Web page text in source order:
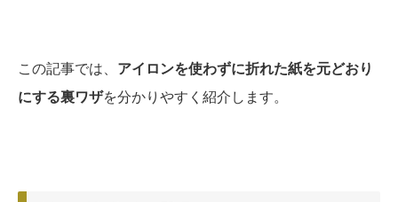
この記事では、 アイロンを使わずに折れた紙を元どおり
にする裏ワザを分かりやすく紹介します。